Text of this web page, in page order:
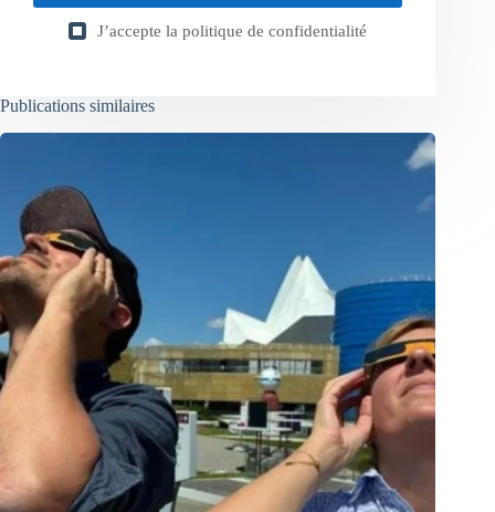
J’accepte la politique de confidentialité
Publications similaires